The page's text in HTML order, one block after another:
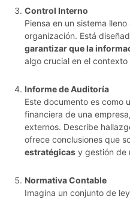
Control Interno
Piensa en un sistema
organización. Está
garantizar que la
algo crucial en el
Informe de Auditoría
Este documento es como
financiera de una
externos. Describe
ofrece conclusiones que
estratégicas y gestión de
Normativa Contable
Imagina un conjunto de